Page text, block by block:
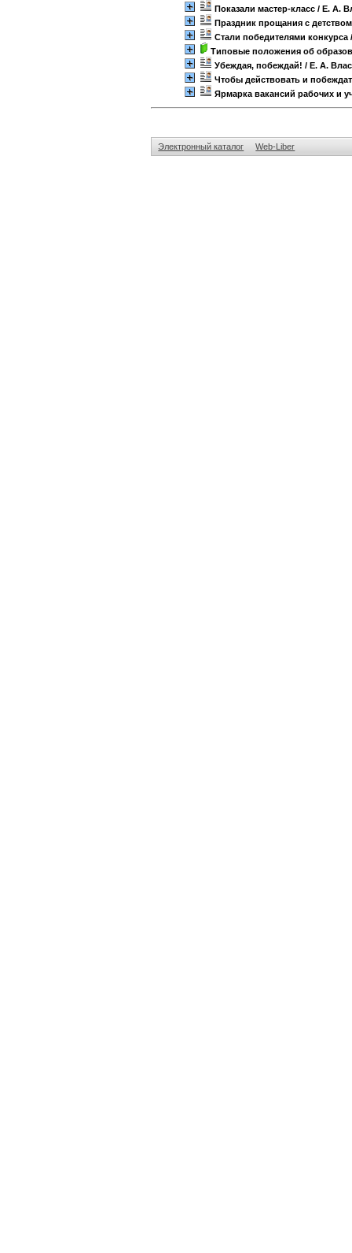
Показали мастер-класс / Е. А.
Праздник прощания с детством
Стали победителями конкурса
Типовые положения об
Убеждая, побеждай! / Е. А.
Чтобы действовать и
Ярмарка вакансий рабочих и
Электронный каталог Web-Liber